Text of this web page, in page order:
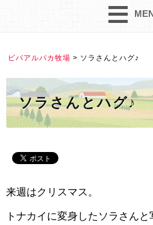
ビバアルパカ牧場 > ソラさんとハグ♪
ソラさんとハグ♪
来週はクリスマス。
トナカイに変身したソラさん